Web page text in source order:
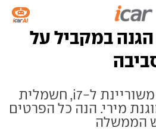
730 - הגנה במקביל על
ב.מ.וו חשפה גרסה משוריינת ל-i7, חשמלית
מירי. הנה כל הפרטים
הממשלה